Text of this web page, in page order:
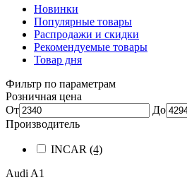
Новинки
Популярные товары
Распродажи и скидки
Рекомендуемые товары
Товар дня
Фильтр по параметрам
Розничная цена
От
До
Производитель
INCAR (4)
Audi A1